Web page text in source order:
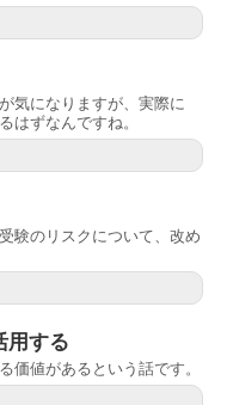
気になりますが、実際に
はずなんですね。
験のリスクについて、改め
用する
価値があるという話です。